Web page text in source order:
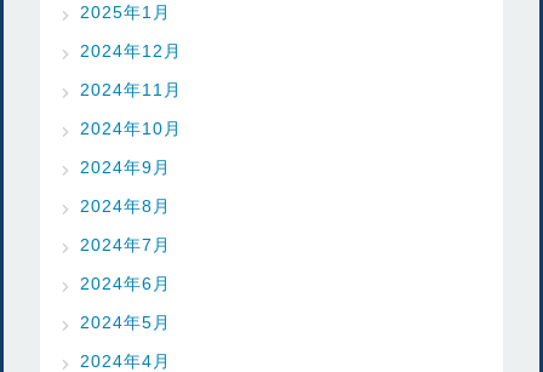
2025年1月
2024年12月
2024年11月
2024年10月
2024年9月
2024年8月
2024年7月
2024年6月
2024年5月
2024年4月